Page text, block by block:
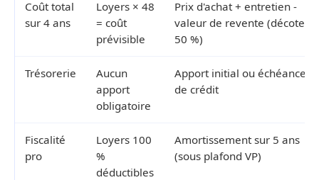
Coût total
sur 4 ans
Loyers × 48
= coût
prévisible
Prix d'achat + entretien -
valeur de revente (décote
50 %)
Trésorerie
Aucun
apport
obligatoire
Apport initial ou échéances
de crédit
Fiscalité
pro
Loyers 100
%
déductibles
Amortissement sur 5 ans
(sous plafond VP)